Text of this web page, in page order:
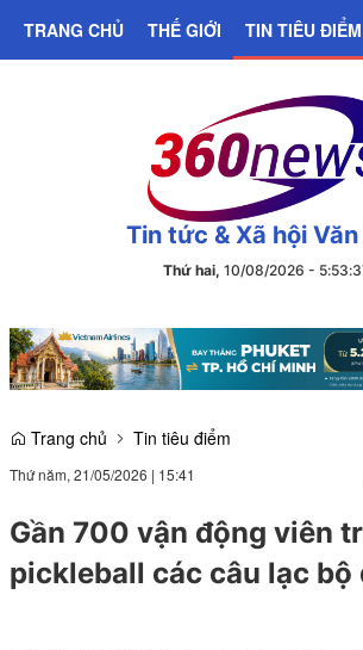
TRANG CHỦ THẾ GIỚI TIN TIÊU ĐIỂM
Tin tức & Xã hội Văn
Thứ hai, 10/08/2026 - 5:53:
Trang chủ Tin tiêu điểm
Thứ năm, 21/05/2026 | 15:41
Gần 700 vận động viên
pickleball các câu lạc bộ